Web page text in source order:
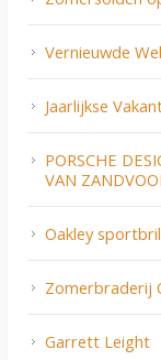
Vernieuwde
Jaarlijkse
PORSCHE
VAN
Oakley
Zomerbraderij
Garrett Leight